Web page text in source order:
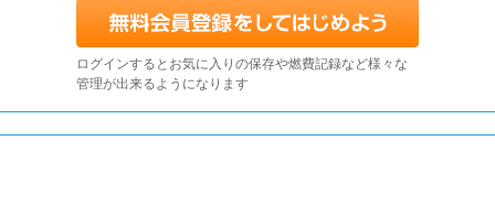
ログインするとお気に入りの保存や燃費記録など様々な
管理が出来るようになります